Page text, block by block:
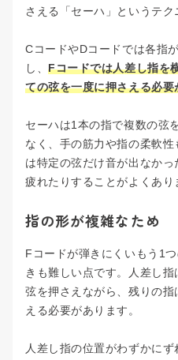
さえる「セーハ」というテク
CコードやDコードでは各指
し、Fコードでは人差し指を
ての弦を一度に押さえる必要
セーハは1本の指で複数の弦
なく、手の筋力や指の柔軟
は特定の弦だけ音が出なか
疲れたりすることがよくあり
指の形が複雑なため
Fコードが弾きにくいもう1
きも難しい点です。人差し
弦を押さえながら、残りの
える必要があります。
人差し指の位置がわずかに